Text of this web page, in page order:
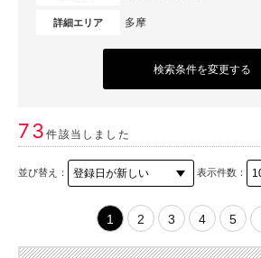
詳細エリア 多摩
検索条件を変更する
73件該当しました
並び替え： 表示件数：
1 2 3 4 5